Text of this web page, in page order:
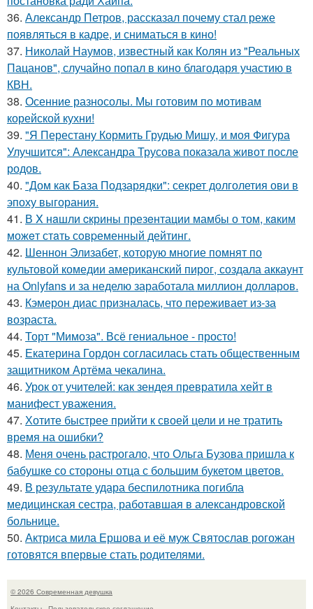
36. Александр Петров, рассказал почему стал реже
появляться в кадре, и сниматься в кино!
37. Николай Наумов, известный как Колян из "Реальных
Пацанов", случайно попал в кино благодаря участию в
КВН.
38. Осенние разносолы. Мы готовим по мотивам
корейской кухни!
39. "Я Перестану Кормить Грудью Мишу, и моя Фигура
Улучшится": Александра Трусова показала живот после
родов.
40. "Дом как База Подзарядки": секрет долголетия ови в
эпоху выгорания.
41. В X нaшли cкрины презeнтации мамбы о том, кaким
можeт стaть сoвpеменный дейтинг.
42. Шеннон Элизабет, которую многие помнят по
культовой комедии американский пирог, создала аккаунт
на Onlyfans и за неделю заработала миллион долларов.
43. Кэмерон диас призналась, что переживает из-за
возраста.
44. Торт "Мимоза". Всё гениальное - просто!
45. Екатерина Гордон согласилась стать общественным
защитником Артёма чекалина.
46. Урок от учителей: как зендея превратила хейт в
манифест уважения.
47. Хотите быстрее прийти к своей цели и не тратить
время на ошибки?
48. Меня очень растрогало, что Ольга Бузова пришла к
бабушке со стороны отца с большим букетом цветов.
49. В результате удара беспилотника погибла
медицинская сестра, работавшая в александровской
больнице.
50. Актриса мила Ершова и её муж Святослав рогожан
готовятся впервые стать родителями.
© 2026 Современная девушка